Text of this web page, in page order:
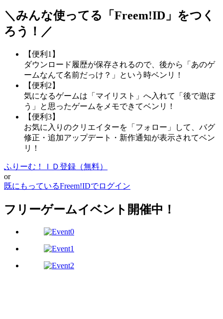
＼みんな使ってる「 Freem!ID 」をつく
ろう！／
【便利1】
ダウンロード履歴が保存されるので、後から「あのゲ
ームなんて名前だっけ？」という時ベンリ！
【便利2】
気になるゲームは「マイリスト」へ入れて「後で遊ぼ
う」と思ったゲームをメモできてベンリ！
【便利3】
お気に入りのクリエイターを「フォロー」して、バグ
修正・追加アップデート・新作通知が表示されてベン
リ！
ふりーむ！ＩＤ登録（無料）
or
既にもっているFreem!IDでログイン
フリーゲームイベント開催中！